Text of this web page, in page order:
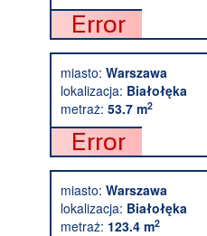
miasto: Warszawa
lokalizacja: Białołęka
metraż: 53.7 m2
miasto: Warszawa
lokalizacja: Białołęka
metraż: 123.4 m2